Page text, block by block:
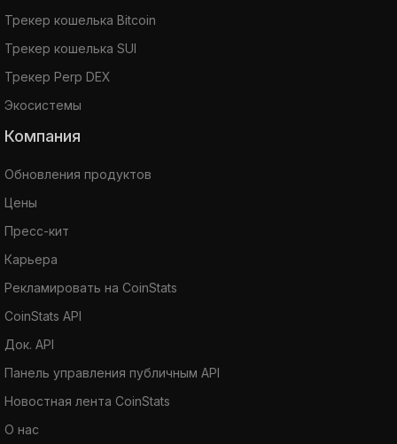
Трекер кошелька Bitcoin
Трекер кошелька SUI
Трекер Perp DEX
Экосистемы
Компания
Обновления продуктов
Цены
Пресс-кит
Карьера
Рекламировать на CoinStats
CoinStats API
Док. API
Панель управления публичным API
Новостная лента CoinStats
О нас